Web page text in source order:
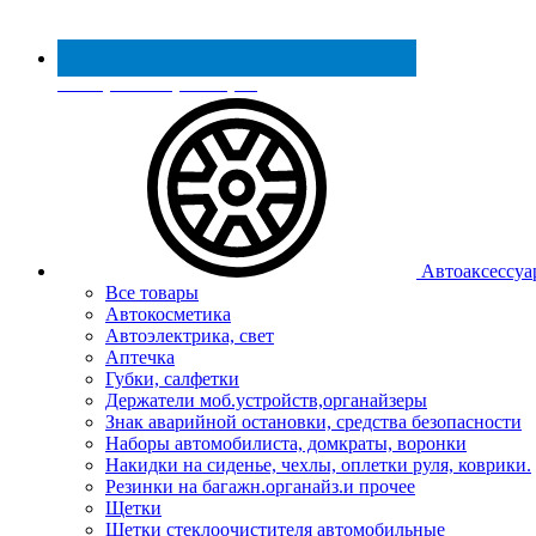
Реестр МинПромТорга
Все товары
Автокосметика
Автоэлектрика, свет
Аптечка
Губки, салфетки
Держатели моб.устройств,органайзеры
Знак аварийной остановки, средства безопасности
Наборы автомобилиста, домкраты, воронки
Накидки на сиденье, чехлы, оплетки руля, коврики.
Резинки на багажн.органайз.и прочее
Щетки
Щетки стеклоочистителя автомобильные